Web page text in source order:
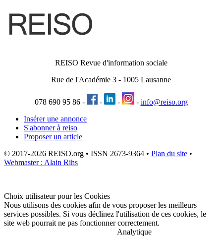
REISO Revue d'information sociale
Rue de l'Académie 3 - 1005 Lausanne
078 690 95 86- - - - info@reiso.org
Insérer une annonce
S'abonner à reiso
Proposer un article
© 2017-2026 REISO.org • ISSN 2673-9364 • Plan du site •
Webmaster : Alain Rihs
Choix utilisateur pour les Cookies
Nous utilisons des cookies afin de vous proposer les meilleurs
services possibles. Si vous déclinez l'utilisation de ces cookies, le
site web pourrait ne pas fonctionner correctement.
Analytique